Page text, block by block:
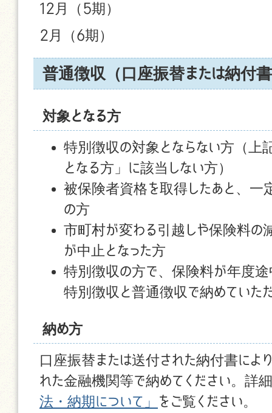
12月（5期）
2月（6期）
普通徴収（口座振替または納付
対象となる方
特別徴収の対象とならない方（上
となる方」に該当しない方）
被保険者資格を取得したあと、一
の方
市町村が変わる引越しや保険料の
が中止となった方
特別徴収の方で、保険料が年度
特別徴収と普通徴収で納めていた
納め方
口座振替または送付された納付書によ
れた金融機関等で納めてください。詳
法・納期について」
をご覧ください。